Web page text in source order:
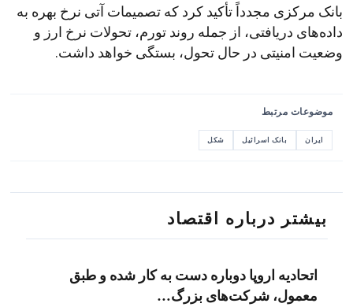
بانک مرکزی مجدداً تأکید کرد که تصمیمات آتی نرخ بهره به
داده‌های دریافتی، از جمله روند تورم، تحولات نرخ ارز و
وضعیت امنیتی در حال تحول، بستگی خواهد داشت.
موضوعات مرتبط
ایران بانک اسرائیل شکل
بیشتر درباره اقتصاد
اتحادیه اروپا دوباره دست به کار شده و طبق
معمول، شرکت‌های بزرگ…